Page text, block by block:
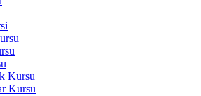
Kursu
Kursu